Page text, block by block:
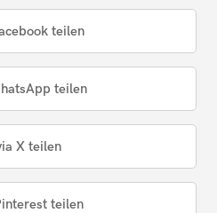
teilen
teilen
X teilen
teilen